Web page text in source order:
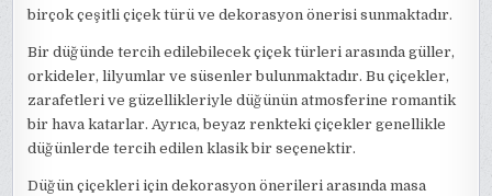
birçok çeşitli çiçek türü ve dekorasyon önerisi sunmaktadır.
Bir düğünde tercih edilebilecek çiçek türleri arasında güller,
orkideler, lilyumlar ve süsenler bulunmaktadır. Bu çiçekler,
zarafetleri ve güzellikleriyle düğünün atmosferine romantik
bir hava katarlar. Ayrıca, beyaz renkteki çiçekler genellikle
düğünlerde tercih edilen klasik bir seçenektir.
Düğün çiçekleri için dekorasyon önerileri arasında masa